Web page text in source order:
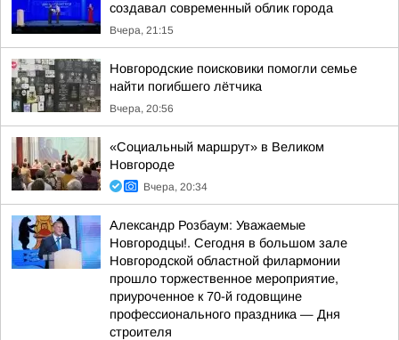
создавал современный облик города
Вчера, 21:15
Новгородские поисковики помогли семье
найти погибшего лётчика
Вчера, 20:56
«Социальный маршрут» в Великом
Новгороде
Вчера, 20:34
Александр Розбаум: Уважаемые
Новгородцы!. Сегодня в большом зале
Новгородской областной филармонии
прошло торжественное мероприятие,
приуроченное к 70-й годовщине
профессионального праздника — Дня
строителя